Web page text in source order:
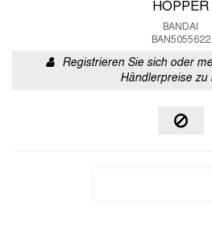
HOPPER
BANDAI
BAN5055622
Registrieren Sie sich oder
Händlerpreise zu